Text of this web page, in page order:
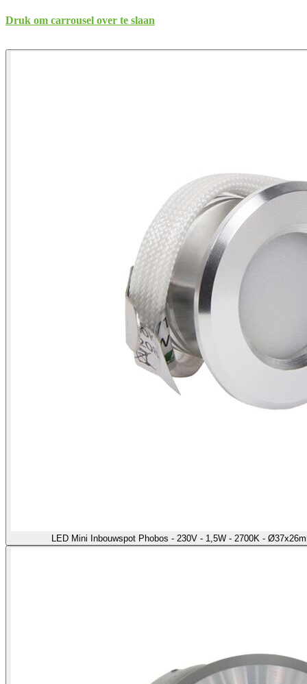
Druk om carrousel over te slaan
LED Mini Inbouwspot Phobos - 230V - 1,5W - 2700K -